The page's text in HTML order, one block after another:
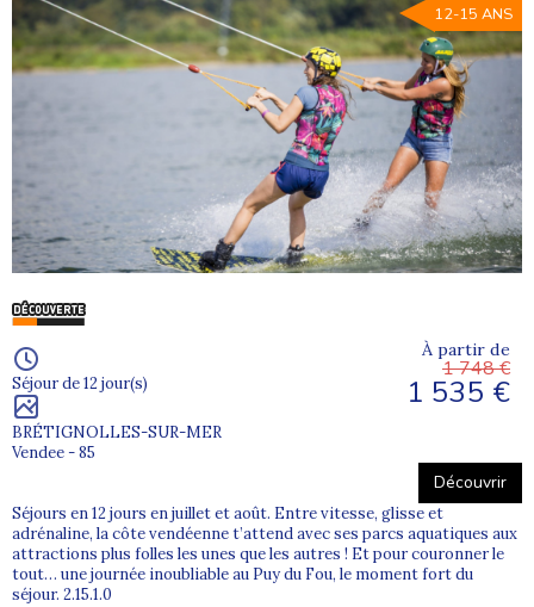
12-15 ANS
Séjour de 12 jour(s)
BRÉTIGNOLLES-SUR-MER
Vendee - 85
À partir de
1 748 €
1 535 €
Découvrir
Séjours en 12 jours en juillet et août. Entre vitesse, glisse et
adrénaline, la côte vendéenne t’attend avec ses parcs aquatiques aux
attractions plus folles les unes que les autres ! Et pour couronner le
tout… une journée inoubliable au Puy du Fou, le moment fort du
séjour. 2.15.1.0